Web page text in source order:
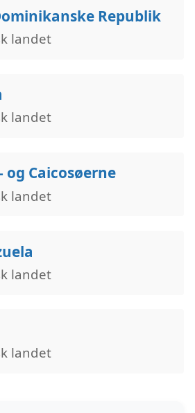
Republik
landet
landet
og Caicosøerne
landet
landet
landet